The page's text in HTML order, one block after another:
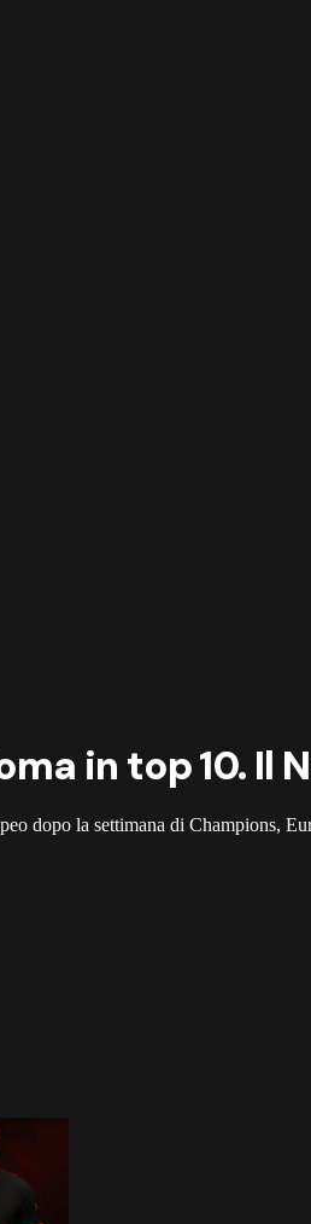
in top 10. Il
dopo la settimana di Champions,